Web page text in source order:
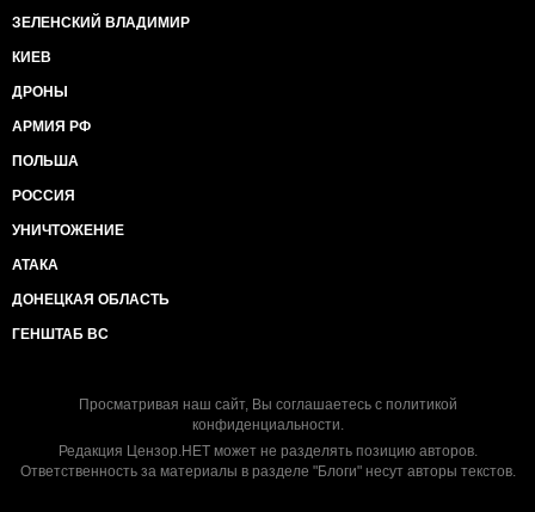
ЗЕЛЕНСКИЙ ВЛАДИМИР
КИЕВ
ДРОНЫ
АРМИЯ РФ
ПОЛЬША
РОССИЯ
УНИЧТОЖЕНИЕ
АТАКА
ДОНЕЦКАЯ ОБЛАСТЬ
ГЕНШТАБ ВС
Просматривая наш сайт, Вы соглашаетесь с политикой
конфиденциальности.
Редакция Цензор.НЕТ может не разделять позицию авторов.
Ответственность за материалы в разделе "Блоги" несут авторы текстов.